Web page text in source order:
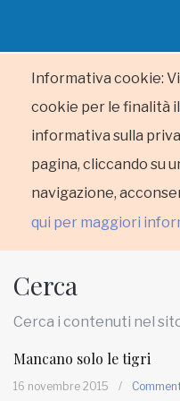
Informativa cookie:
cookie per le finalità
informativa sulla
pagina, cliccando su
navigazione,
qui per maggiori
HOME
Cerca
Cerca i contenuti nel
Mancano solo le tigri
16 novembre 2015 /